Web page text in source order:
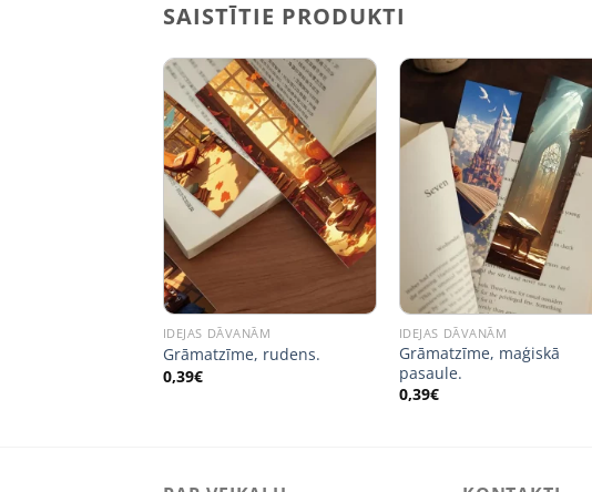
SAISTĪTIE PRODUKTI
IDEJAS DĀVANĀM
Grāmatzīme, rudens.
0,39€
IDEJAS DĀVANĀM
Grāmatzīme, maģiskā
pasaule.
0,39€